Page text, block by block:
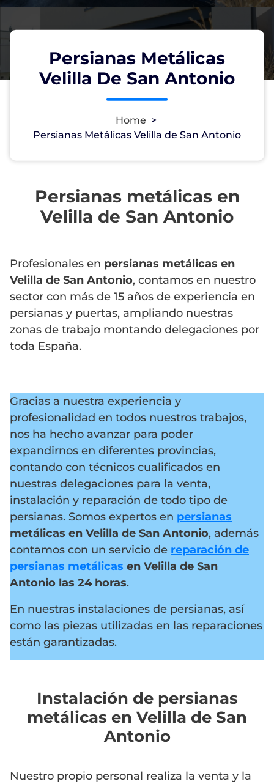
Persianas Metálicas
Velilla De San Antonio
Home >
Persianas Metálicas Velilla de San Antonio
Persianas metálicas en
Velilla de San Antonio
Profesionales en persianas metálicas en
Velilla de San Antonio, contamos en nuestro
sector con más de 15 años de experiencia en
persianas y puertas, ampliando nuestras
zonas de trabajo montando delegaciones por
toda España.
Gracias a nuestra experiencia y
profesionalidad en todos nuestros trabajos,
nos ha hecho avanzar para poder
expandirnos en diferentes provincias,
contando con técnicos cualificados en
nuestras delegaciones para la venta,
instalación y reparación de todo tipo de
persianas. Somos expertos en persianas
metálicas en Velilla de San Antonio, además
contamos con un servicio de reparación de
persianas metálicas en Velilla de San
Antonio las 24 horas.
En nuestras instalaciones de persianas, así
como las piezas utilizadas en las reparaciones
están garantizadas.
Instalación de persianas
metálicas en Velilla de San
Antonio
Nuestro propio personal realiza la venta y la